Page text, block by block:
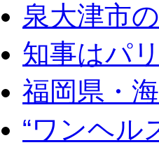
泉大津市
知事はパ
福岡県・
“ワンヘル